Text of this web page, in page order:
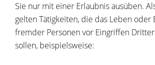
Sie nur mit einer Erlaubnis ausüben.
gelten Tätigkeiten, die das Leben oder
fremder Personen vor Eingriffen
sollen, beispielsweise: